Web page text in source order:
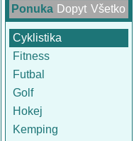
Ponuka Dopyt Všetko
Cyklistika
Fitness
Futbal
Golf
Hokej
Kemping